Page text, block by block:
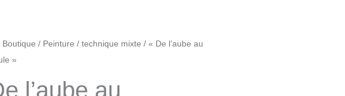
Boutique / Peinture / technique mixte / « De l’aube au
»
l’aube au